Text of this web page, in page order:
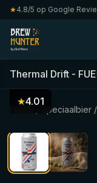
4.8/5 op Google Reviews
Thermal Drift -
Speciaalbier /
★4.01